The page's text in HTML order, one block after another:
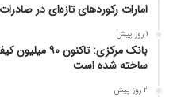
امارات رکورد‌های تازه‌ای در
1 روز پیش
بانک مرکزی:
ساخته شده است
2 روز پیش